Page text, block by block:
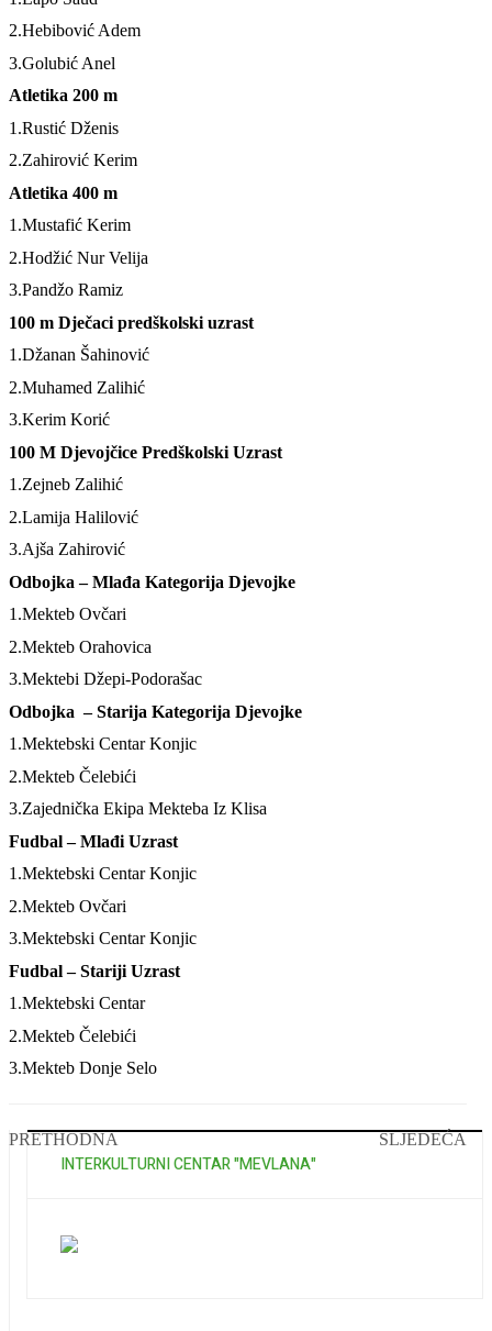
2.Hebibović Adem
3.Golubić Anel
Atletika 200 m
1.Rustić Dženis
2.Zahirović Kerim
Atletika 400 m
1.Mustafić Kerim
2.Hodžić Nur Velija
3.Pandžo Ramiz
100 m Dječaci predškolski uzrast
1.Džanan Šahinović
2.Muhamed Zalihić
3.Kerim Korić
100 M Djevojčice Predškolski Uzrast
1.Zejneb Zalihić
2.Lamija Halilović
3.Ajša Zahirović
Odbojka – Mlađa Kategorija Djevojke
1.Mekteb Ovčari
2.Mekteb Orahovica
3.Mektebi Džepi-Podorašac
Odbojka – Starija Kategorija Djevojke
1.Mektebski Centar Konjic
2.Mekteb Čelebići
3.Zajednička Ekipa Mekteba Iz Klisa
Fudbal – Mlađi Uzrast
1.Mektebski Centar Konjic
2.Mekteb Ovčari
3.Mektebski Centar Konjic
Fudbal – Stariji Uzrast
1.Mektebski Centar
2.Mekteb Čelebići
3.Mekteb Donje Selo
PRETHODNA SLJEDEĆA
INTERKULTURNI CENTAR "MEVLANA"